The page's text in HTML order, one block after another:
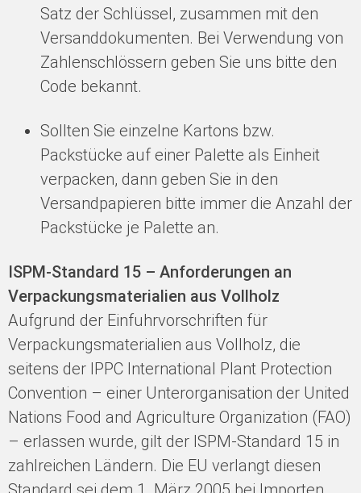
Satz der Schlüssel, zusammen mit den
Versanddokumenten. Bei Verwendung von
Zahlenschlössern geben Sie uns bitte den
Code bekannt.
Sollten Sie einzelne Kartons bzw.
Packstücke auf einer Palette als Einheit
verpacken, dann geben Sie in den
Versandpapieren bitte immer die Anzahl der
Packstücke je Palette an.
ISPM-Standard 15 – Anforderungen an
Verpackungsmaterialien aus Vollholz
Aufgrund der Einfuhrvorschriften für
Verpackungsmaterialien aus Vollholz, die
seitens der IPPC International Plant Protection
Convention – einer Unterorganisation der United
Nations Food and Agriculture Organization (FAO)
– erlassen wurde, gilt der ISPM-Standard 15 in
zahlreichen Ländern. Die EU verlangt diesen